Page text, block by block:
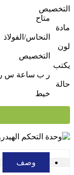
التخصيص
متاح
مادة
النحاس/الفولاذ
لون
التخصيص
يكتب
ر ب ساعة س ر 15 30 60 80 100
حالة
خيط
وصف